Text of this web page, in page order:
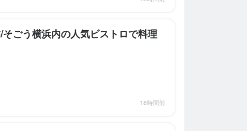
ごう横浜内の人気ビストロで料理
18時間前